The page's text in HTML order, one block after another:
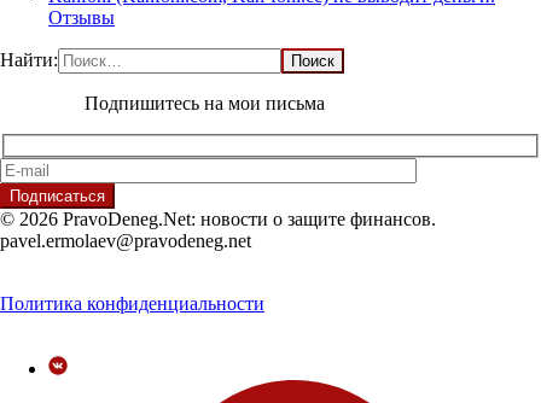
Отзывы
Найти:
Подпишитесь на мои письма
© 2026 PravoDeneg.Net: новости о защите финансов.
pavel.ermolaev@pravodeneg.net
Политика конфиденциальности